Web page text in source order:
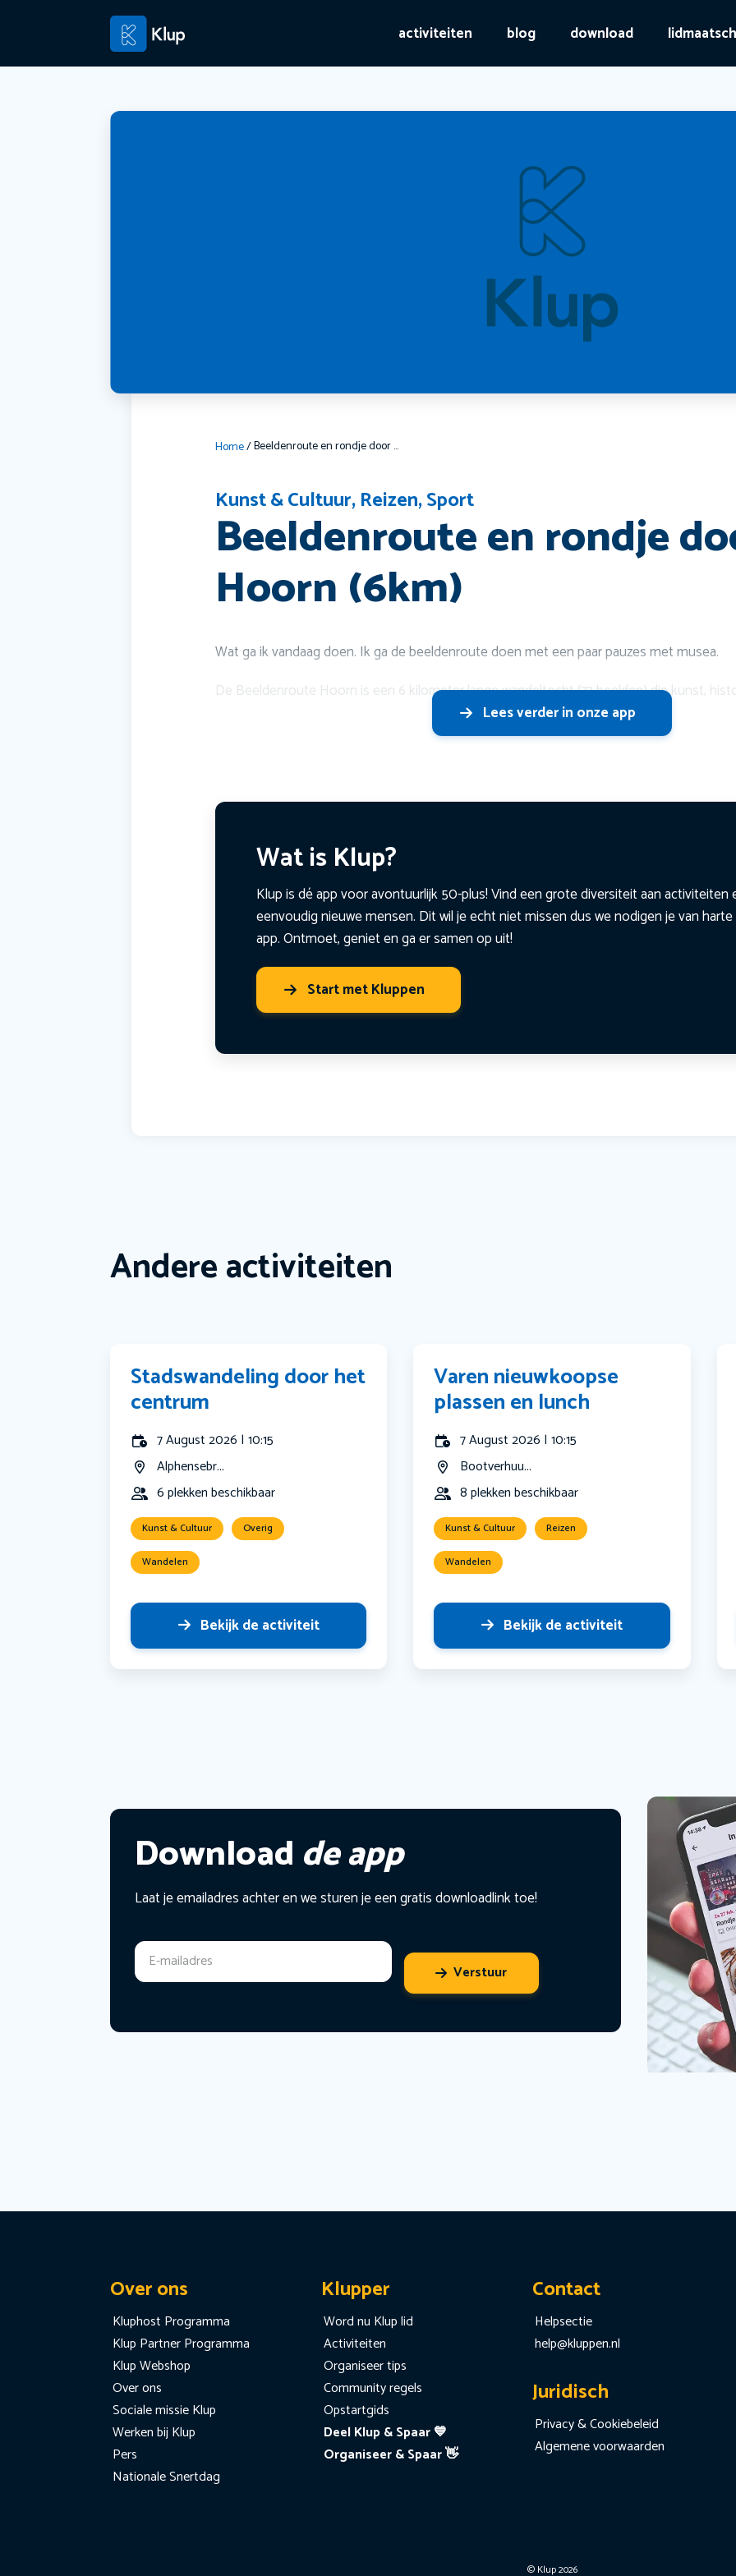
activiteiten blog download
Home/ Beeldenroute en rondje door Hoorn (6km)
Kunst & Cultuur,Reizen,Sport
Beeldenroute en rondje
Hoorn (6km)
Wat ga ik vandaag doen. Ik ga de beeldenroute doen met een paar pauzes met musea.
De Beeldenroute Hoorn is een 6 kilometer lange wandeltocht (72 beelden) die kunst,
Lees verder in onze app
Wat is Klup?
Klup is dé app voor avontuurlijk 50-plus! Vind een grote diversiteit aan
eenvoudig nieuwe mensen. Dit wil je echt niet missen dus we nodigen je van
app. Ontmoet, geniet en ga er samen op uit!
Start met Kluppen
Andere activiteiten
Stadswandeling door het
centrum
7 August 2026 | 10:15
Alphensebr...
6 plekken beschikbaar
Kunst & Cultuur Overig
Wandelen
Bekijk de activiteit
Varen nieuwkoopse
plassen en lunch
7 August 2026 | 10:15
Bootverhuu...
8 plekken beschikbaar
Kunst & Cultuur Reizen
Wandelen
Bekijk de activiteit
Download de app
Laat je emailadres achter en we sturen je een gratis downloadlink toe!
Verstuur
Over ons
Kluphost Programma
Klup Partner Programma
Klup Webshop
Over ons
Sociale missie Klup
Werken bij Klup
Pers
Nationale Snertdag
Klupper
Word nu Klup lid
Activiteiten
Organiseer tips
Community regels
Opstartgids
Deel Klup & Spaar 💙
Organiseer & Spaar 👋
Contact
Helpsectie
help@kluppen.nl
Juridisch
Privacy & Cookiebeleid
Algemene voorwaarden
© Klup 2026